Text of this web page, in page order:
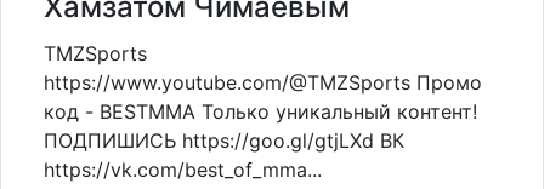
TMZSports
https://www.youtube.com/@TMZSports Промо
код - BESTMMA Только уникальный контент!
ПОДПИШИСЬ https://goo.gl/gtjLXd ВК
https://vk.com/best_of_mma...